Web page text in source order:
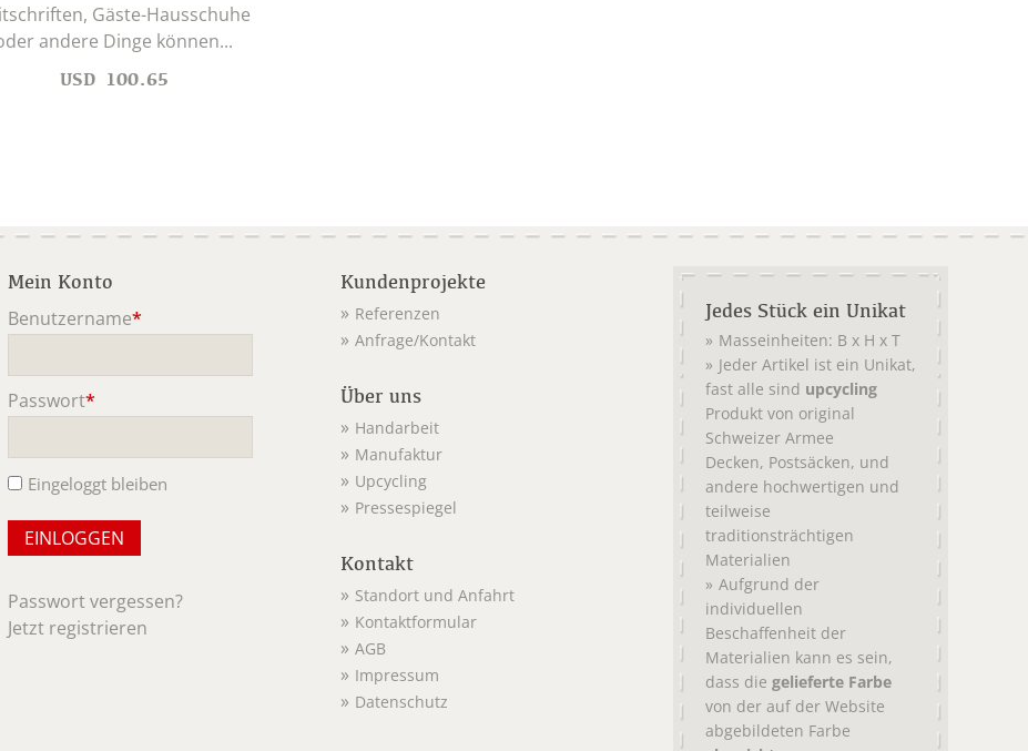
Gäste-Hausschuhe
andere Dinge können...
USD 100.65
Mein Konto
Benutzername*
Passwort*
Eingeloggt bleiben
Passwort vergessen?
Jetzt registrieren
Kundenprojekte
Referenzen
Anfrage/Kontakt
Über uns
Handarbeit
Manufaktur
Upcycling
Pressespiegel
Kontakt
Standort und Anfahrt
Kontaktformular
AGB
Impressum
Datenschutz
Jedes Stück ein Unikat
Masseinheiten: B x H x T
Jeder Artikel ist ein Unikat,
fast alle sind upcycling
Produkt von original
Schweizer Armee
Decken, Postsäcken, und
andere hochwertigen und
teilweise
traditionsträchtigen
Materialien
Aufgrund der
individuellen
Beschaffenheit der
Materialien kann es sein,
dass die gelieferte Farbe
von der auf der Website
abgebildeten Farbe